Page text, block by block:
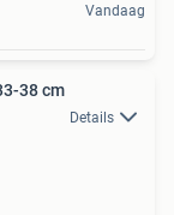
Vandaag
38 cm
Details